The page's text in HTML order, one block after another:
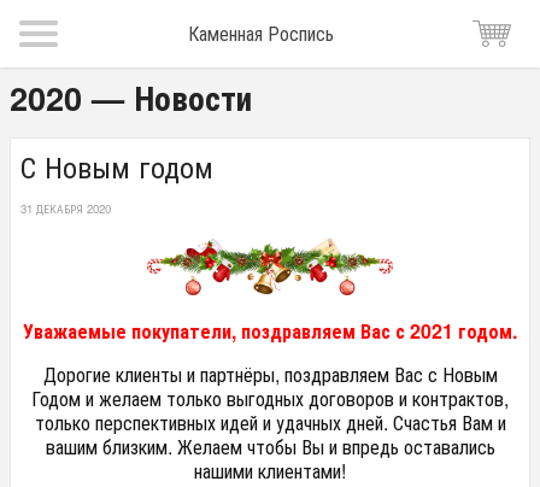
Каменная Роспись
2020 — Новости
С Новым годом
31 ДЕКАБРЯ 2020
Уважаемые покупатели, поздравляем Вас с 2021 годом.
Дорогие клиенты и партнёры, поздравляем Вас с Новым
Годом и желаем только выгодных договоров и контрактов,
только перспективных идей и удачных дней. Счастья Вам и
вашим близким. Желаем чтобы Вы и впредь оставались
нашими клиентами!